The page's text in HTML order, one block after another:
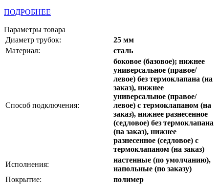
ПОДРОБНЕЕ
Параметры товара
Диаметр трубок:
25 мм
Материал:
сталь
Способ подключения:
боковое (базовое); нижнее
универсальное (правое/
левое) без термоклапана (на
заказ), нижнее
универсальное (правое/
левое) с термоклапаном (на
заказ), нижнее разнесенное
(седловое) без термоклапана
(на заказ), нижнее
разнесенное (седловое) с
термоклапаном (на заказ)
Исполнения:
настенные (по умолчанию),
напольные (по заказу)
Покрытие:
полимер